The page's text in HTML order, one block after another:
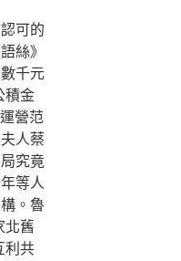
可的
絲》
千元
積金
營范
人蔡
究竟
等人
。魯
北舊
利共